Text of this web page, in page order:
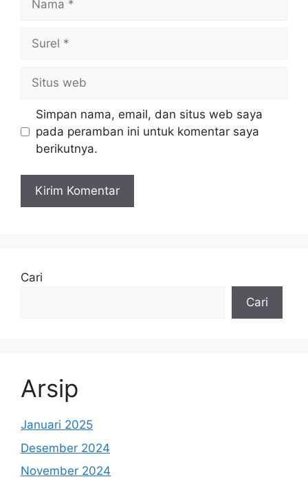
web
Simpan nama, email, dan situs web saya
pada peramban ini untuk komentar saya
berikutnya.
Cari
Cari
Arsip
Januari 2025
Desember 2024
November 2024